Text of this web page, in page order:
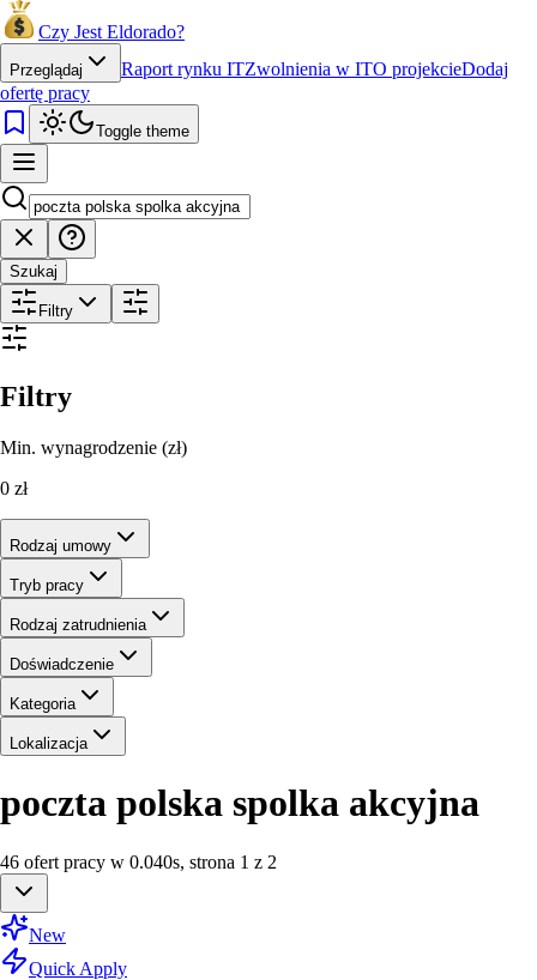
Czy Jest Eldorado?
Przeglądaj Raport rynku ITZwolnienia w ITO projekcieDodaj
ofertę pracy
Toggle theme
Szukaj
Filtry
Filtry
Min. wynagrodzenie (zł)
0 zł
Rodzaj umowy
Tryb pracy
Rodzaj zatrudnienia
Doświadczenie
Kategoria
Lokalizacja
poczta polska spolka akcyjna
46 ofert pracy w 0.040s, strona 1 z 2
New
Quick Apply